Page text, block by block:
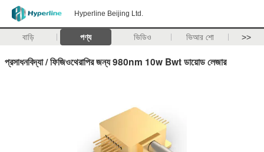
Hyperline Beijing Ltd.
বাড়ি পণ্য ভিডিও ভিআর শো >>
প্রসাধনবিদ্যা / ফিজিওথেরাপির জন্য 980nm 10w Bwt ডায়োড লেজার